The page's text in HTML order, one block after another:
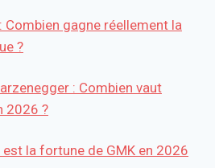
Combien gagne réellement la
?
: Combien vaut
2026 ?
est la fortune de GMK en 2026